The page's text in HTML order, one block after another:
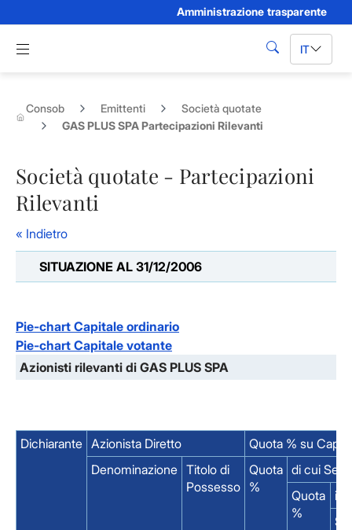
Amministrazione trasparente
Apri menu di navigazione
cerca IT
Consob Emittenti
Società quotate
GAS PLUS SPA Partecipazioni Rilevanti
Società quotate - Partecipazioni
Rilevanti
« Indietro
SITUAZIONE AL 31/12/2006
Pie-chart Capitale ordinario
Pie-chart Capitale votante
Azionisti rilevanti di GAS PLUS SPA
Dichiarante Azionista Diretto
Quota % su
Denominazione Titolo di
Possesso
Quota
%
di cui
Quota
%
il